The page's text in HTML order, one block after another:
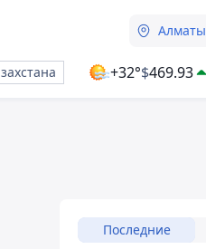
Алматы
+32°$469.93
Последние